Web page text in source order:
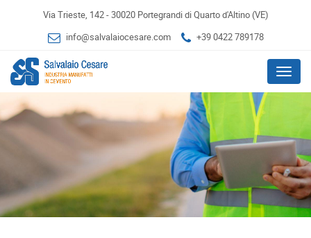
Via Trieste, 142 - 30020 Portegrandi di Quarto d'Altino (VE)
info@salvalaiocesare.com
+39 0422 789178
Menu